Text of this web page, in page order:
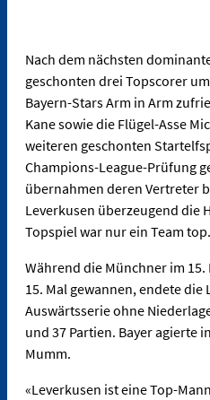
Nach dem nächsten
geschonten drei Topscorer
Bayern-Stars Arm in Arm
Kane sowie die Flügel-Asse
weiteren geschonten
Champions-League-Prüfung
übernahmen deren Vertreter
Leverkusen überzeugend die
Topspiel war nur ein Team top.
Während die Münchner im
15. Mal gewannen, endete die
Auswärtsserie ohne
und 37 Partien. Bayer agierte
Mumm.
«Leverkusen ist eine Top-